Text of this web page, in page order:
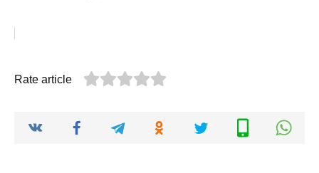
Rate article